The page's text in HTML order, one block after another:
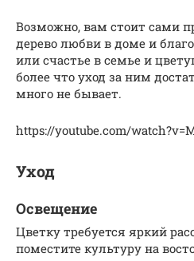
Возможно, вам стоит сами
дерево любви в доме и
или счастье в семье и
более что уход за ним
много не бывает.
https://youtube.com/
Уход
Освещение
Цветку требуется яркий
поместите культуру на